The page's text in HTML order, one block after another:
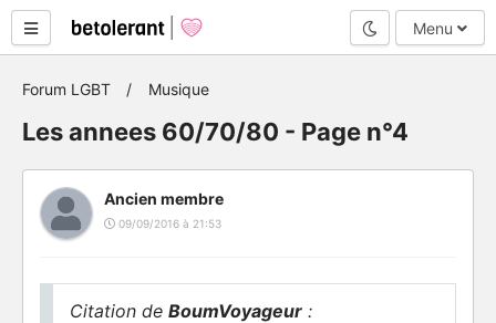
Mode nuit
Menu
Forum LGBT Musique
Les annees 60/70/80 - Page n°4
Ancien membre
09/09/2016 à 21:53
Citation de BoumVoyageur :